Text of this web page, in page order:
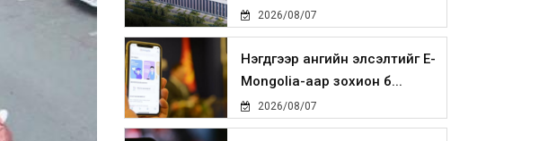
2026/08/07
Нэгдүгээр ангийн элсэлтийг E-
Mongolia-аар зохион б...
2026/08/07